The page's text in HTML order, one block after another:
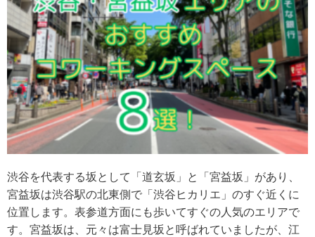
渋谷を代表する坂として「道玄坂」と「宮益坂」があり、
宮益坂は渋谷駅の北東側で「渋谷ヒカリエ」のすぐ近くに
位置します。表参道方面にも歩いてすぐの人気のエリアで
す。宮益坂は、元々は富士見坂と呼ばれていましたが、江